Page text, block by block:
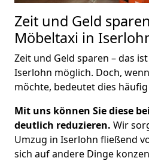
Zeit und Geld
Möbeltaxi in
Zeit und Geld sparen – das
Iserlohn möglich. Doch,
möchte, bedeutet dies
Mit uns können Sie diese
deutlich reduzieren. Wir
Umzug in Iserlohn fließend
sich auf andere Dinge